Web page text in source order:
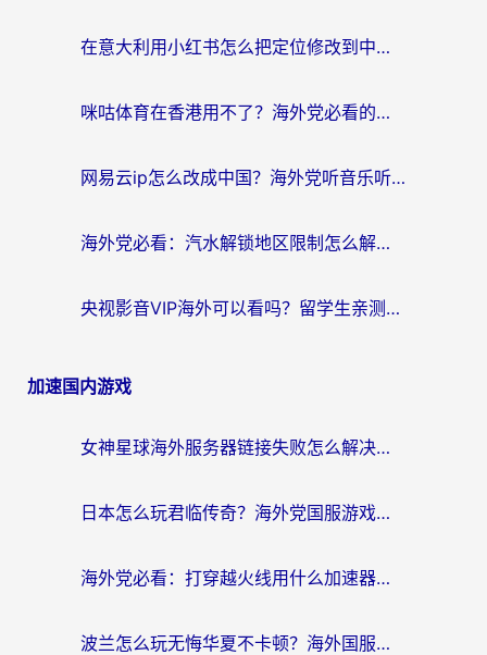
在意大利用小红书怎么把定位修改到中国国内？3个实用技巧+1个靠谱工具帮你搞定
咪咕体育在香港用不了？海外党必看的回国加速器选择指南（附3个真实场景解决方案）
网易云ip怎么改成中国？海外党听音乐听书的无痛解决方案
海外党必看：汽水解锁地区限制怎么解除？3招解决国内影音&生活服务难题
央视影音VIP海外可以看吗？留学生亲测有效的回国加速器选择指南
加速国内游戏
女神星球海外服务器链接失败怎么解决？海外党国服游戏加速避坑指南
日本怎么玩君临传奇？海外党国服游戏加速避坑指南（附菲律宾欧洲玩家实测）
海外党必看：打穿越火线用什么加速器？解决延迟卡顿，还能玩奇妙拼图世界和第五人格
波兰怎么玩无悔华夏不卡顿？海外国服游戏加速器终极指南（附征途2萤火突击解决方案）